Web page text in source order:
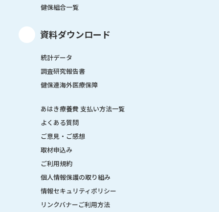
健保組合一覧
資料ダウンロード
統計データ
調査研究報告書
健保連海外医療保障
あはき療養費 支払い方法一覧
よくある質問
ご意見・ご感想
取材申込み
ご利用規約
個人情報保護の取り組み
情報セキュリティポリシー
リンクバナーご利用方法